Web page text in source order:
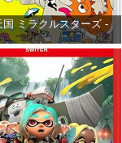
国 ミラクルスターズ -